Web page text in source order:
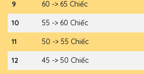
9 60 -> 65 Chiếc
10 55 -> 60 Chiếc
11 50 -> 55 Chiếc
12 45 -> 50 Chiếc